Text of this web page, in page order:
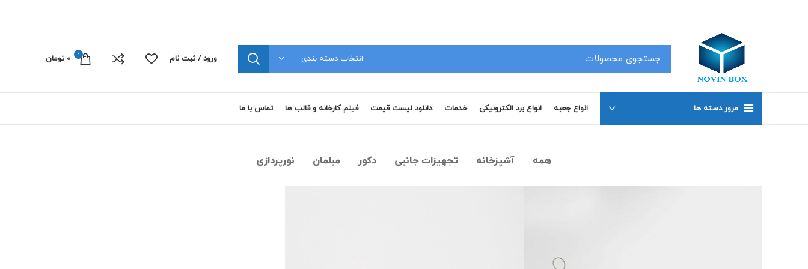
انتخاب دسته بندی ورود / ثبت نام 0
0 تومان
مرور دسته ها انواع جعبه انواع برد الکترونیکی خدمات دانلود لیست قیمت فیلم کارخانه و قالب ها تماس با ما
همه آشپزخانه تجهیزات جانبی دکور مبلمان نورپردازی